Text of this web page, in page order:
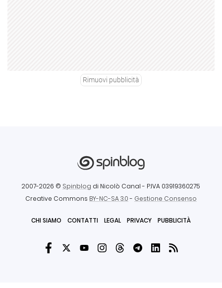
Rimuovi pubblicità
2007-2026 © Spinblog di Nicolò Canal - P.IVA 03919360275
Creative Commons BY-NC-SA 3.0- Gestione Consenso
CHI SIAMO CONTATTI LEGAL PRIVACY PUBBLICITÀ